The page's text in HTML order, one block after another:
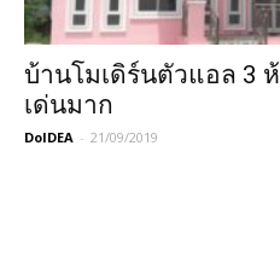
บ้านโมเดิร์นตัวแอล 3
เด่นมาก
DoIDEA - 21/09/2019